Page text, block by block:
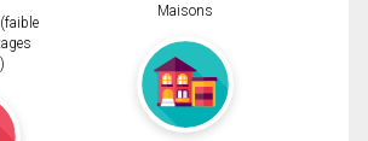
Maisons